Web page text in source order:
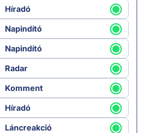
Híradó
Napindító
Napindító
Radar
Komment
Híradó
Láncreakció